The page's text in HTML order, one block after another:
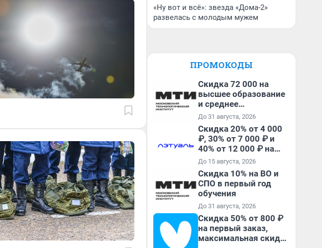
«Ну вот и всё»: звезда «Дома-2»
развелась с молодым мужем
ПРОМОКОДЫ
Скидка 72 000 на
высшее образование
и среднее
специальное
образование в
первый год обучения
До 31 августа, 2026
Скидка 20% от 4 000
₽, 30% от 7 000 ₽ и
40% от 12 000 ₽ на
первый и все
повторные заказы по
промокоду ТРЕНД
До 15 августа, 2026
Скидка 10% на ВО и
СПО в первый год
обучения
До 31 августа, 2026
Скидка 50% от 800 ₽
на первый заказ,
максимальная скидка